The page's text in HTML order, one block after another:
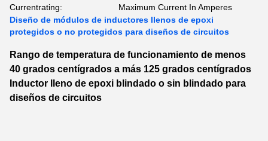
Currentrating:
Maximum Current In Amperes
Diseño de módulos de inductores llenos de epoxi
protegidos o no protegidos para diseños de circuitos
Rango de temperatura de funcionamiento de menos
40 grados centígrados a más 125 grados centígrados
Inductor lleno de epoxi blindado o sin blindado para
diseños de circuitos